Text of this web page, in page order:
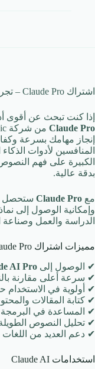
اشتراك Claude Pro – تجربة ذكاء اصطناعي متقدمة
إذا كنت تبحث عن أقوى
Claude Pro
الكبيرة على فهم النصوص
بدقة عالية.
مع Claude Pro ستحصل
الدراسة والعمل وصناعة
مميزات اشتراك Claude Pro
✔ الوصول إلى AI Pro
✔ سرعة أعلى مقارنة
✔ أولوية في
✔ كتابة المقالات
✔ المساعدة في البرمجة
✔ تحليل النصوص الطويلة
✔ دعم العديد من اللغات
استخدامات Claude AI